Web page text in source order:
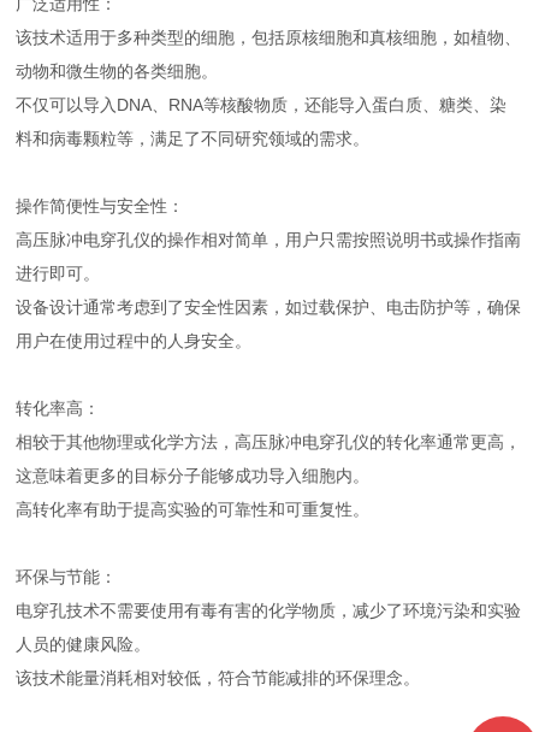
该技术适用于多种类型的细胞，包括原核细胞和真核细胞，如植物、
动物和微生物的各类细胞。
不仅可以导入DNA、RNA等核酸物质，还能导入蛋白质、糖类、染
料和病毒颗粒等，满足了不同研究领域的需求。
操作简便性与安全性：
高压脉冲电穿孔仪的操作相对简单，用户只需按照说明书或操作指南
进行即可。
设备设计通常考虑到了安全性因素，如过载保护、电击防护等，确保
用户在使用过程中的人身安全。
转化率高：
相较于其他物理或化学方法，高压脉冲电穿孔仪的转化率通常更高，
这意味着更多的目标分子能够成功导入细胞内。
高转化率有助于提高实验的可靠性和可重复性。
环保与节能：
电穿孔技术不需要使用有毒有害的化学物质，减少了环境污染和实验
人员的健康风险。
该技术能量消耗相对较低，符合节能减排的环保理念。